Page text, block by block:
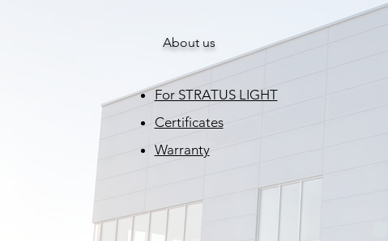
About us
For STRATUS LIGHT
Certificates
Warranty